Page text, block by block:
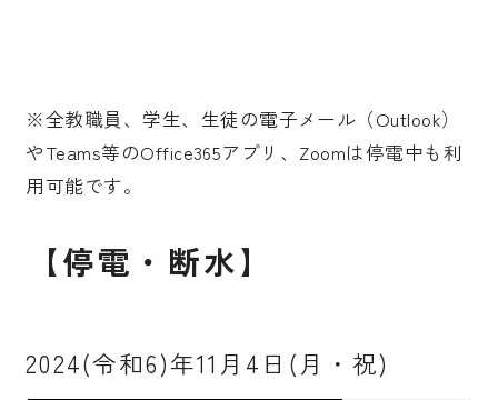
※全教職員、学生、生徒の電子メール（Outlook）
やTeams等のOffice365アプリ、Zoomは停電中も利
用可能です。
【停電・断水】
2024(令和6)年11月4日(月・祝)